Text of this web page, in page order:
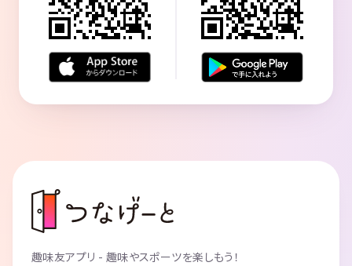
趣味友アプリ - 趣味やスポーツを楽しもう！